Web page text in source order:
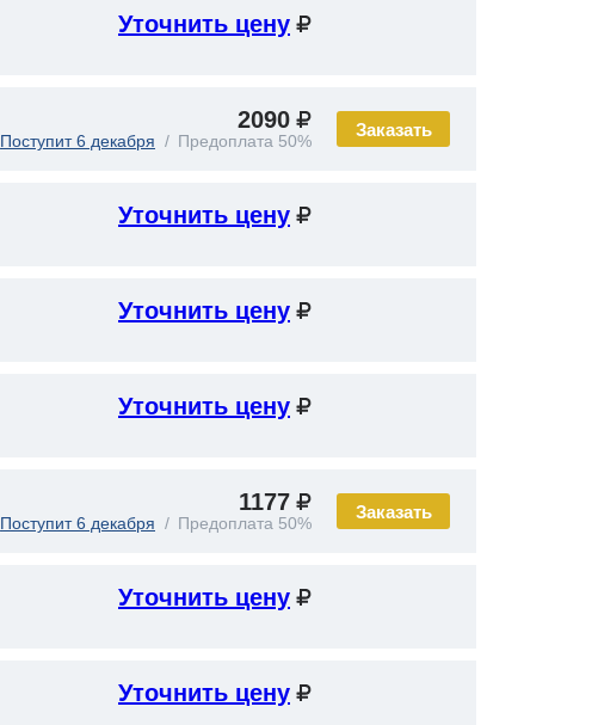
Уточнить цену
Заказать
2090
Поступит 6 декабря Предоплата 50%
Уточнить цену
Уточнить цену
Уточнить цену
Заказать
1177
Поступит 6 декабря Предоплата 50%
Уточнить цену
Уточнить цену